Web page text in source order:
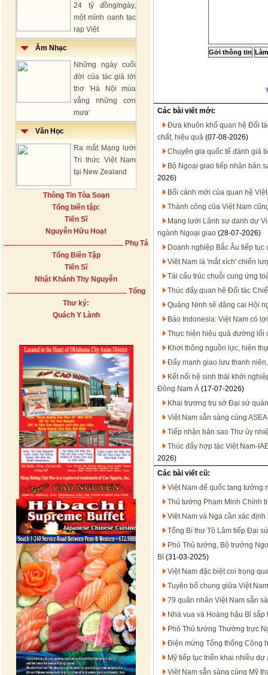
24 tỷ đồng/ngày,
một mình oanh tạc
rạp Việt
Âm Nhạc
Những ngày cuối
đời của tác giả lời
thơ 'Hà Nội mùa
vắng những cơn
mưa'
Văn Học
Ra mắt Mạng lưới
Tri thức Việt Nam
tại New Zealand
Thông Tin Tòa Soạn
Tổng biên tập:
Tiến Sĩ
Nguyễn Hữu Hoạt
Phụ Tá
Tổng Biên Tập
Tiến Sĩ
Nhật Khánh Thy Nguyễn
Tổng
Thư ký:
Quách Y Lành
Các bài viết mới:
Đưa khuôn khổ quan hệ Đối
chất, hiệu quả (07-08-2026)
Chuyên gia quốc tế đánh giá
Bộ Ngoại giao tiếp nhận bản
2026)
Bối cảnh mới của quan hệ
Thành công của Việt Nam
Mạng lưới Lãnh sự danh dự
ngành Ngoại giao (28-07-2026)
Doanh nghiệp Bắc Âu tiếp
Việt Nam là 'mắt xích' chiến
Tái cấu trúc chuỗi cung ứng
Thúc đẩy quan hệ Đối tác
Quảng Ninh sẽ đăng cai Hội
Báo Indonesia: Việt Nam có
Thực hiện hiệu quả đường lối
Khơi thông nguồn lực, hiện
Đẩy mạnh giao lưu thanh
Kết nối hệ sinh thái khởi
Đông Nam Á (17-07-2026)
Khai trương trụ sở Đại sứ
Việt Nam sẵn sàng cùng
Tiếp nhận bản sao Thư ủy
Thúc đẩy hợp tác Việt Nam-
2026)
Các bài viết cũ:
Việt Nam để quốc tang tưởng
Thủ tướng Phạm Minh Chính
Việt Nam và Nga cần xác
Tổng Bí thư Tô Lâm tiếp Đại
Phó Thủ tướng, Bộ trưởng
Bỉ (31-03-2025)
Việt Nam đặc biệt coi trọng
Tuyên bố chung giữa Việt
79 quân nhân Việt Nam sẵn
Nhà vua và Hoàng hậu Bỉ
Phó Thủ tướng Thường trực
Điện mừng Tổng thống Cộng
Mỹ tiếp tục triển khai nhiều
Việt Nam sẵn sàng cùng Mỹ